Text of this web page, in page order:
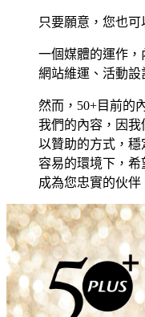
只要願意，您也可
一個媒體的運作，
網站維運、活動設
然而，50+目前的
我們的內容，因
以贊助的方式，
容易的環境下，
成為您忠實的伙伴